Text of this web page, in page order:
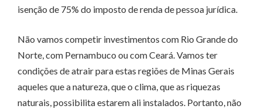
isenção de 75% do imposto de renda de pessoa jurídica.
Não vamos competir investimentos com Rio Grande do
Norte, com Pernambuco ou com Ceará. Vamos ter
condições de atrair para estas regiões de Minas Gerais
aqueles que a natureza, que o clima, que as riquezas
naturais, possibilita estarem ali instalados. Portanto, não